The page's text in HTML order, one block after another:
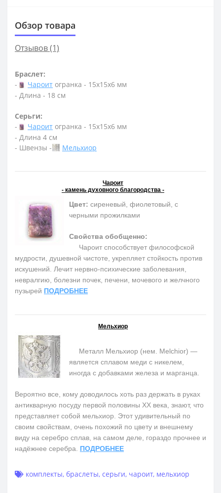
Обзор товара
Отзывов (1)
Браслет:
-
Чароит огранка - 15х15х6 мм
- Длина - 18 см
Серьги:
-
Чароит огранка - 15х15х6 мм
- Длина 4 см
- Швензы -
Мельхиор
Чароит
- камень духовного благородства -
Цвет: сиреневый, фиолетовый, с
черными прожилками
Свойства обобщенно:
Чароит способствует философской
мудрости, душевной чистоте, укрепляет стойкость против
искушений. Лечит нервно-психические заболевания,
невралгию, болезни почек, печени, мочевого и желчного
пузырей ПОДРОБНЕЕ
Мельхиор
Металл Мельхиор (нем. Melchior) —
является сплавом меди с никелем,
иногда с добавками железа и марганца.
Вероятно все, кому доводилось хоть раз держать в руках
антикварную посуду первой половины ХХ века, знают, что
представляет собой мельхиор. Этот удивительный по
своим свойствам, очень похожий по цвету и внешнему
виду на серебро сплав, на самом деле, гораздо прочнее и
надёжнее серебра. ПОДРОБНЕЕ
комплекты, браслеты, серьги, чароит, мельхиор